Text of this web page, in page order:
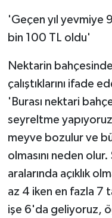
'Geçen yıl yevmiye
bin 100 TL oldu'
Nektarin
çalıştıklarını ifade
'Burası nektari
seyreltme
meyve bozulur ve
olmasını neden
aralarında açıklık
az 4 iken en fazla 7
işe 6'da geliyoruz,